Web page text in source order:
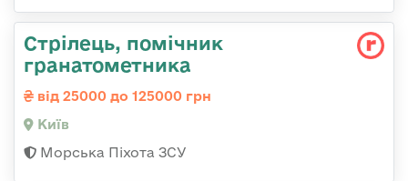
Стpілець, помічник
гpанатометника
від 25000 до 125000 грн
Київ
Морська Піхота ЗСУ